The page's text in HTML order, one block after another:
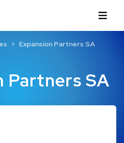
Partners SA
Expansion Partners SA